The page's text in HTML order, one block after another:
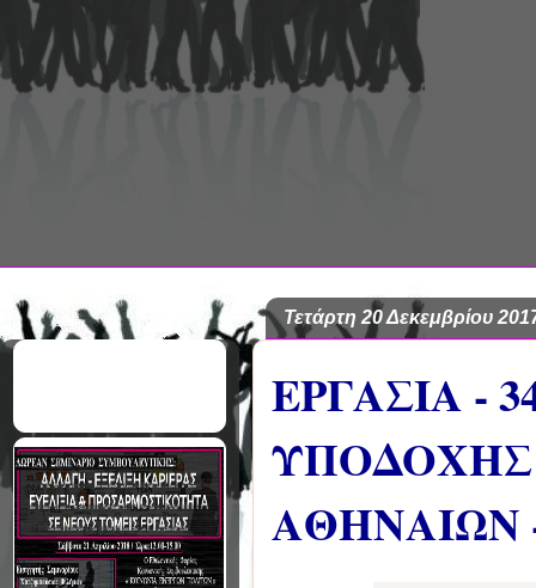
Τετάρτη 20 Δεκεμβρίου
ΕΡΓΑΣΙΑ -
ΑΘΗΝΑΙΩΝ